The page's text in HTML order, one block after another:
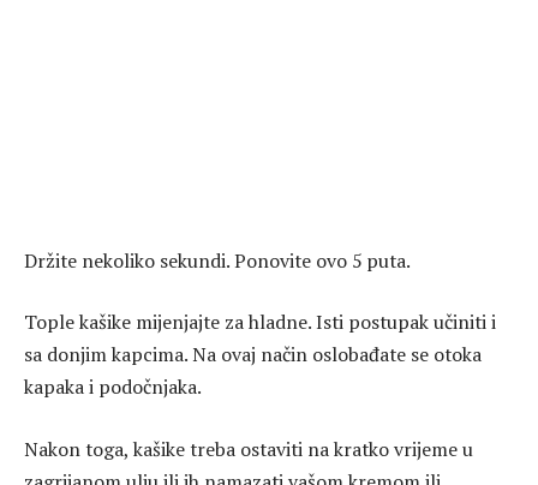
Držite nekoliko sekundi. Ponovite ovo 5 puta.
Tople kašike mijenjajte za hladne. Isti postupak učiniti i
sa donjim kapcima. Na ovaj način oslobađate se otoka
kapaka i podočnjaka.
Nakon toga, kašike treba ostaviti na kratko vrijeme u